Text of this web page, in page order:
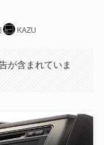
KAZU
が含まれていま